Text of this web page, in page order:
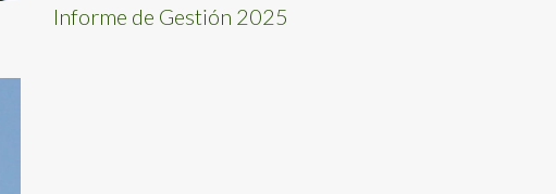
Informe de Gestión 2025